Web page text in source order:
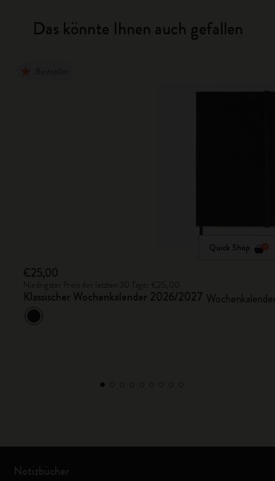
Das könnte Ihnen auch gefallen
Quick Shop
€25,00
Klassischer Wochenkalender 2026/2027
Notizbücher